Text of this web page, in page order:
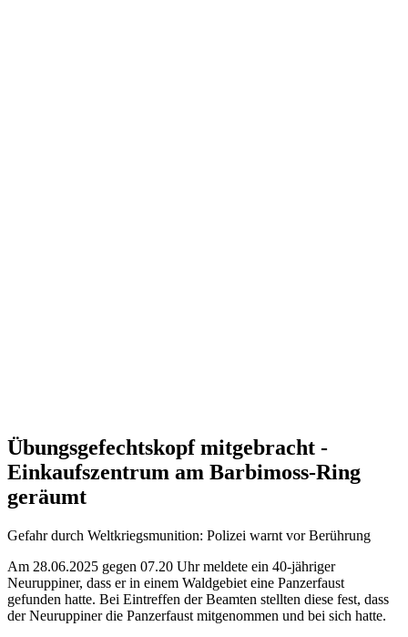
Übungsgefechtskopf mitgebracht -
Einkaufszentrum am Barbimoss-Ring
geräumt
Gefahr durch Weltkriegsmunition: Polizei warnt vor Berührung
Am 28.06.2025 gegen 07.20 Uhr meldete ein 40-jähriger
Neuruppiner, dass er in einem Waldgebiet eine Panzerfaust
gefunden hatte. Bei Eintreffen der Beamten stellten diese fest, dass
der Neuruppiner die Panzerfaust mitgenommen und bei sich hatte.